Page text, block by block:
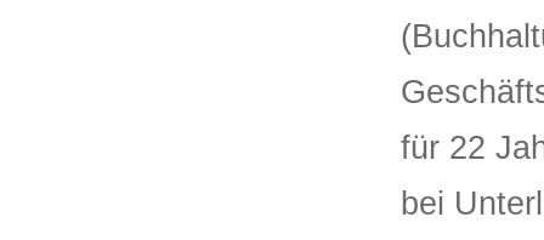
für 22
bei